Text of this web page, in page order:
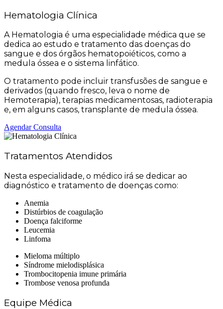
Hematologia Clínica
A Hematologia é uma especialidade médica que se
dedica ao estudo e tratamento das doenças do
sangue e dos órgãos hematopoiéticos, como a
medula óssea e o sistema linfático.
O tratamento pode incluir transfusões de sangue e
derivados (quando fresco, leva o nome de
Hemoterapia), terapias medicamentosas, radioterapia
e, em alguns casos, transplante de medula óssea.
Agendar Consulta
Tratamentos Atendidos
Nesta especialidade, o médico irá se dedicar ao
diagnóstico e tratamento de doenças como:
Anemia
Distúrbios de coagulação
Doença falciforme
Leucemia
Linfoma
Mieloma múltiplo
Síndrome mielodisplásica
Trombocitopenia imune primária
Trombose venosa profunda
Equipe Médica